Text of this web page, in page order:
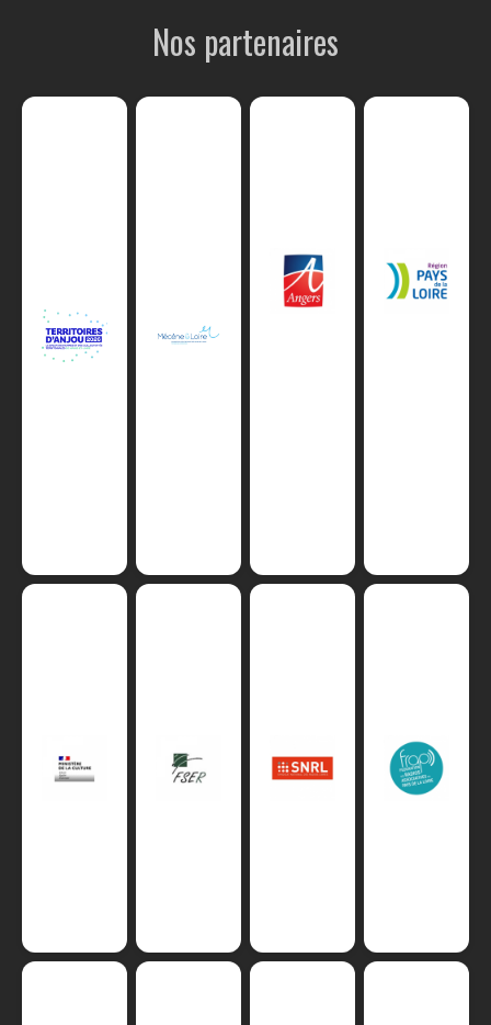
Nos partenaires